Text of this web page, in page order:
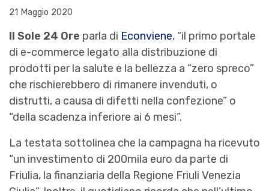
21 Maggio 2020
Il Sole 24 Ore parla di Econviene, “il primo portale
di e-commerce legato alla distribuzione di
prodotti per la salute e la bellezza a “zero spreco”
che rischierebbero di rimanere invenduti, o
distrutti, a causa di difetti nella confezione” o
“della scadenza inferiore ai 6 mesi”.
La testata sottolinea che la campagna ha ricevuto
“un investimento di 200mila euro da parte di
Friulia, la finanziaria della Regione Friuli Venezia